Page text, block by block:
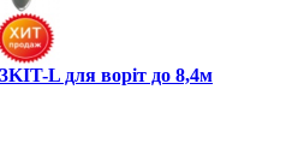
L для воріт до 8,4м